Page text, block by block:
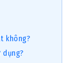
không?
dụng?